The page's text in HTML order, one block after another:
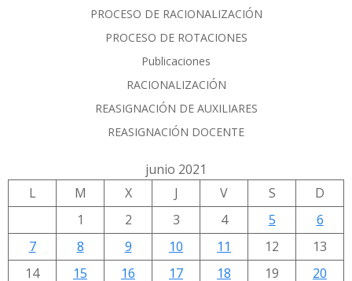
PROCESO DE RACIONALIZACIÓN
PROCESO DE ROTACIONES
Publicaciones
RACIONALIZACIÓN
REASIGNACIÓN DE AUXILIARES
REASIGNACIÓN DOCENTE
junio 2021
L
M X J V S
D
1
2 3 4 5
6
7
8 9 10 11 12
13
14
15 16 17 18 19 20